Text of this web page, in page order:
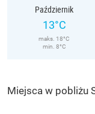
Październik
13°C
maks. 18°C
min. 8°C
Miejsca w pobliżu